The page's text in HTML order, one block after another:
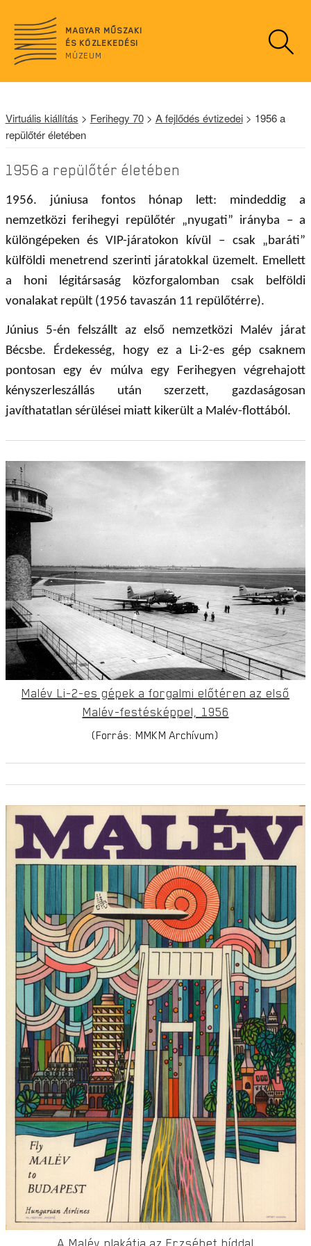
a
MAGYAR MŰSZAKI
ÉS KÖZLEKEDÉSI
MÚZEUM
Virtuális kiállítás > Ferihegy 70> A fejlődés évtizedei> 1956 a
repülőtér életében
1956 a repülőtér életében
1956. júniusa fontos hónap lett: mindeddig a
nemzetközi ferihegyi repülőtér „nyugati” irányba – a
különgépeken és VIP-járatokon kívül – csak „baráti”
külföldi menetrend szerinti járatokkal üzemelt. Emellett
a honi légitársaság közforgalomban csak belföldi
vonalakat repült (1956 tavaszán 11 repülőtérre).
Június 5-én felszállt az első nemzetközi Malév járat
Bécsbe. Érdekesség, hogy ez a Li-2-es gép csaknem
pontosan egy év múlva egy Ferihegyen végrehajott
kényszerleszállás után szerzett, gazdaságosan
javíthatatlan sérülései miatt kikerült a Malév-flottából.
Malév Li-2-es gépek a forgalmi előtéren az első
Malév-festésképpel, 1956
(Forrás: MMKM Archívum)
A Malév plakátja az Erzsébet híddal